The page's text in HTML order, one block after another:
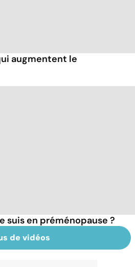
augmentent le
suis en préménopause ?
de vidéos